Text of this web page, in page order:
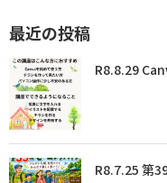
最近の投稿
R8.8.29
R8.7.25 第